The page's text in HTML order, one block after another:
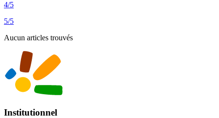
4/5
5/5
Aucun articles trouvés
Institutionnel